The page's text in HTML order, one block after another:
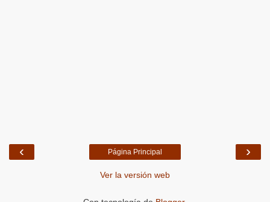
‹ ›
Página Principal
Ver la versión web